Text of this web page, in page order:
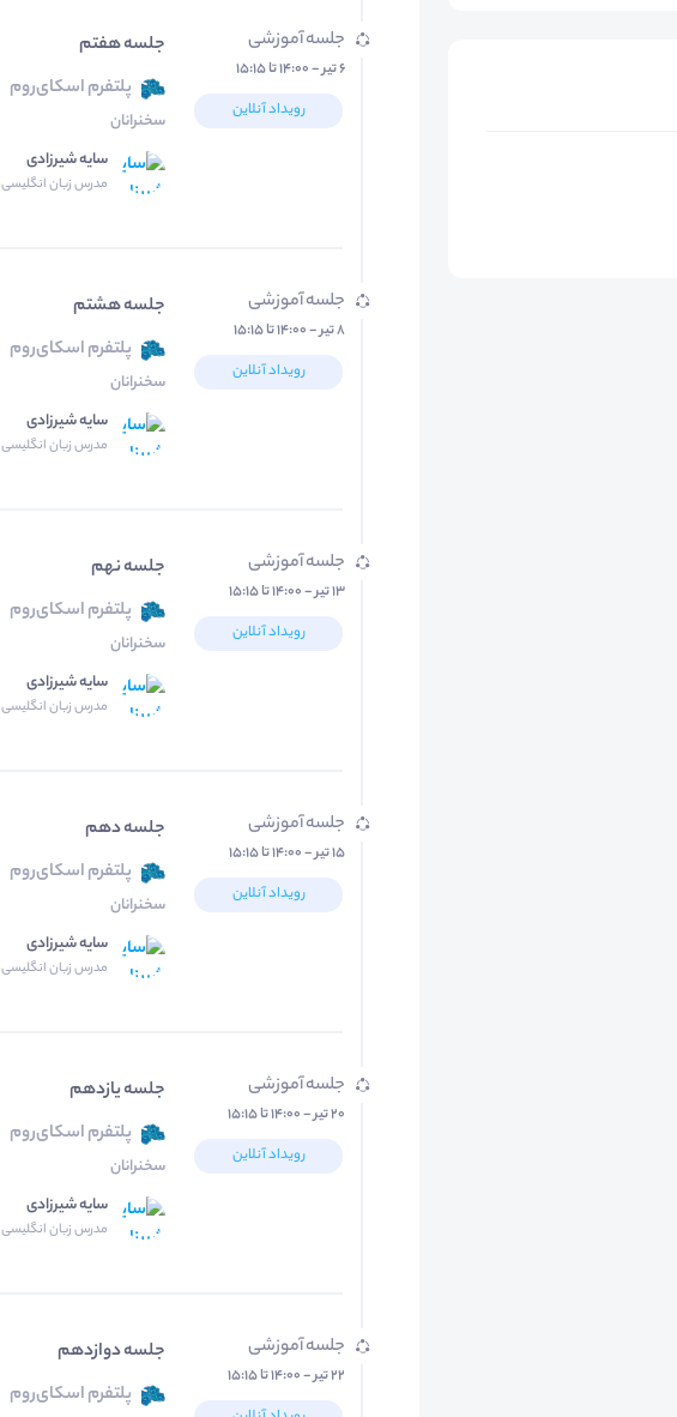
جلسه آموزشی
۶ تیر - ۱۴:۰۰ تا ۱۵:۱۵
رویداد آنلاین
جلسه هفتم
پلتفرم اسکای‌روم
سخنرانان
سایه شیرزادی
مدرس زبان انگلیسی
جلسه آموزشی
۸ تیر - ۱۴:۰۰ تا ۱۵:۱۵
رویداد آنلاین
جلسه هشتم
پلتفرم اسکای‌روم
سخنرانان
سایه شیرزادی
مدرس زبان انگلیسی
جلسه آموزشی
۱۳ تیر - ۱۴:۰۰ تا ۱۵:۱۵
رویداد آنلاین
جلسه نهم
پلتفرم اسکای‌روم
سخنرانان
سایه شیرزادی
مدرس زبان انگلیسی
جلسه آموزشی
۱۵ تیر - ۱۴:۰۰ تا ۱۵:۱۵
رویداد آنلاین
جلسه دهم
پلتفرم اسکای‌روم
سخنرانان
سایه شیرزادی
مدرس زبان انگلیسی
جلسه آموزشی
۲۰ تیر - ۱۴:۰۰ تا ۱۵:۱۵
رویداد آنلاین
جلسه یازدهم
پلتفرم اسکای‌روم
سخنرانان
سایه شیرزادی
مدرس زبان انگلیسی
جلسه آموزشی
۲۲ تیر - ۱۴:۰۰ تا ۱۵:۱۵
جلسه دوازدهم
پلتفرم اسکای‌روم